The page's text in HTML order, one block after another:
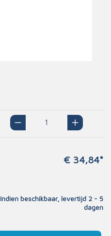
€ 34,84*
Indien beschikbaar, levertijd 2 - 5
dagen